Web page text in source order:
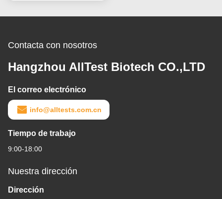
Contacta con nosotros
Hangzhou AllTest Biotech CO.,LTD
El correo electrónico
info@alltests.com.cn
Tiempo de trabajo
9:00-18:00
Nuestra dirección
Dirección